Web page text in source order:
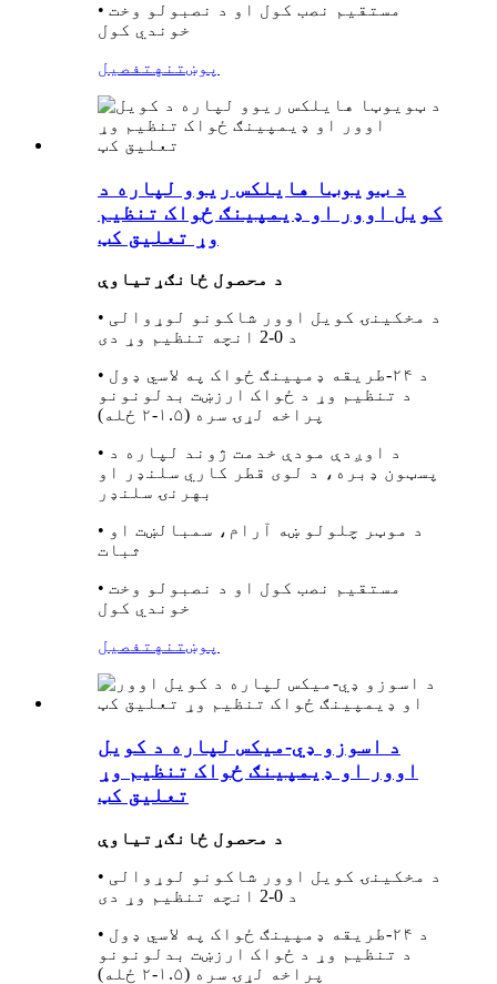
• مستقیم نصب کول او د نصبولو وخت
خوندي کول
پوښتنه تفصیل
د ټویوټا هایلکس ریوو لپاره د
کویل اوور او ډیمپینګ ځواک تنظیم
وړ تعلیق کټ
د محصول ځانګړتیاوې
• د مخکینۍ کویل اوور شاکونو لوړوالی
د 0-2 انچه تنظیم وړ دی
• د ۲۴-طریقه ډمپینګ ځواک په لاسي ډول
د تنظیم وړ د ځواک ارزښت بدلونونو
پراخه لړۍ سره (۱.۵-۲ ځله)
• د اوږدې مودې خدمت ژوند لپاره د
پسټون ډبره، د لوی قطر کاري سلنډر او
بهرنۍ سلنډر
• د موټر چلولو ښه آرام، سمبالښت او
ثبات
• مستقیم نصب کول او د نصبولو وخت
خوندي کول
پوښتنه تفصیل
د اسوزو ډي-میکس لپاره د کویل
اوور او ډیمپینګ ځواک تنظیم وړ
تعلیق کټ
د محصول ځانګړتیاوې
• د مخکینۍ کویل اوور شاکونو لوړوالی
د 0-2 انچه تنظیم وړ دی
• د ۲۴-طریقه ډمپینګ ځواک په لاسي ډول
د تنظیم وړ د ځواک ارزښت بدلونونو
پراخه لړۍ سره (۱.۵-۲ ځله)